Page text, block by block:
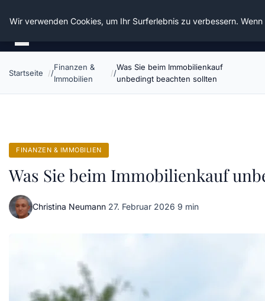
Die Schnitter
Startseite
Finanzen &
Immobilien
Was Sie beim Immobilienkauf
unbedingt beachten sollten
FINANZEN & IMMOBILIEN
Was Sie beim Immobilienkauf
Christina Neumann·27. Februar 2026·9 min
Wir verwenden Cookies, um Ihr Surferlebnis zu verbessern.